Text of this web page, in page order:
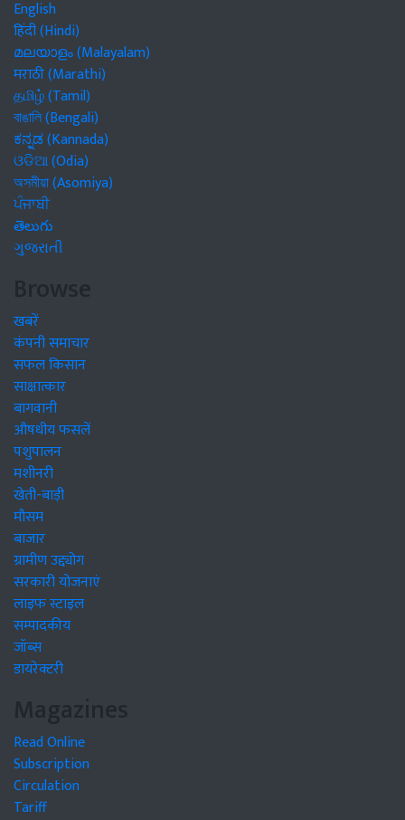
English
हिंदी (Hindi)
മലയാളം (Malayalam)
मराठी (Marathi)
தமிழ் (Tamil)
বাঙালি (Bengali)
ಕನ್ನಡ (Kannada)
ଓଡିଆ (Odia)
অসমীয়া (Asomiya)
ਪੰਜਾਬੀ
తెలుగు
ગુજરાતી
Browse
खबरें
कंपनी समाचार
सफल किसान
साक्षात्कार
बागवानी
औषधीय फसलें
पशुपालन
मशीनरी
खेती-बाड़ी
मौसम
बाजार
ग्रामीण उद्द्योग
सरकारी योजनाएं
लाइफ स्टाइल
सम्पादकीय
जॉब्स
डायरेक्टरी
Magazines
Read Online
Subscription
Circulation
Tariff